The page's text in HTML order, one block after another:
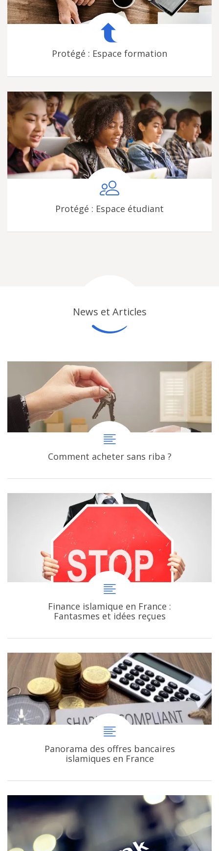
Protégé : Espace formation
Protégé : Espace étudiant
News et Articles
Comment acheter sans riba ?
Finance islamique en France :
Fantasmes et idées reçues
Panorama des offres bancaires
islamiques en France